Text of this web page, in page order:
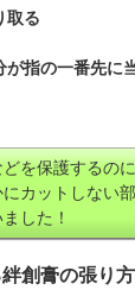
取る
指の一番先に
を保護するの
カットしない
した！
創膏の張り方